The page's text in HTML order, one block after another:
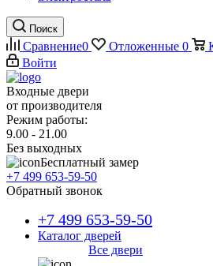
Поиск
Сравнение0 Отложенные 0
Войти
Входные двери
от производителя
Режим работы:
9.00 - 21.00
Без выходных
Бесплатный замер
+7 499 653-59-50
Обратный звонок
+7 499 653-59-50
Каталог дверей
Все двери